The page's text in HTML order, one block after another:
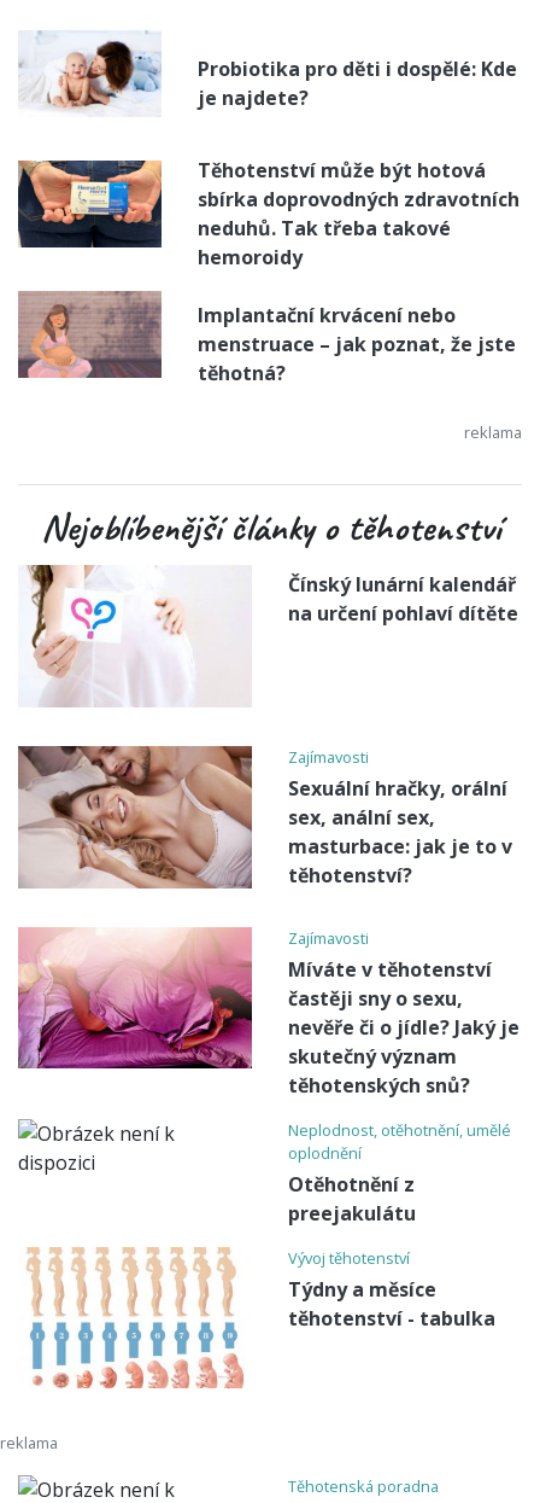
Probiotika pro děti i dospělé: Kde
je najdete?
Těhotenství může být hotová
sbírka doprovodných zdravotních
neduhů. Tak třeba takové
hemoroidy
Implantační krvácení nebo
menstruace – jak poznat, že jste
těhotná?
Nejoblíbenější články o těhotenství
Čínský lunární kalendář
na určení pohlaví dítěte
Zajímavosti
Sexuální hračky, orální
sex, anální sex,
masturbace: jak je to v
těhotenství?
Zajímavosti
Míváte v těhotenství
častěji sny o sexu,
nevěře či o jídle? Jaký je
skutečný význam
těhotenských snů?
Neplodnost, otěhotnění, umělé
oplodnění
Otěhotnění z
preejakulátu
Vývoj těhotenství
Týdny a měsíce
těhotenství - tabulka
Těhotenská poradna